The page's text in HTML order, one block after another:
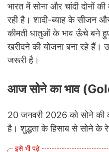
भारत में सोना और चांदी दोनों
रही है। शादी-ब्याह के सीजन
कीमती धातुओं के भाव ऊँचे बने
खरीदने की योजना बना रहे हैं।
जरूरी है।
आज सोने का भाव
20 जनवरी 2026 को सोने की
है। शुद्धता के हिसाब से सोने के